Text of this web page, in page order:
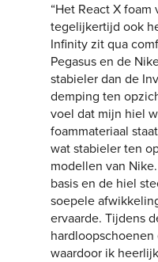
“Het React X
tegelijkertijd ook
Infinity zit qua
Pegasus en de
stabieler dan de
demping ten
voel dat mijn hiel
foammateriaal
wat stabieler ten
modellen van
basis en de hiel
soepele
ervaarde. Tijdens
waardoor ik